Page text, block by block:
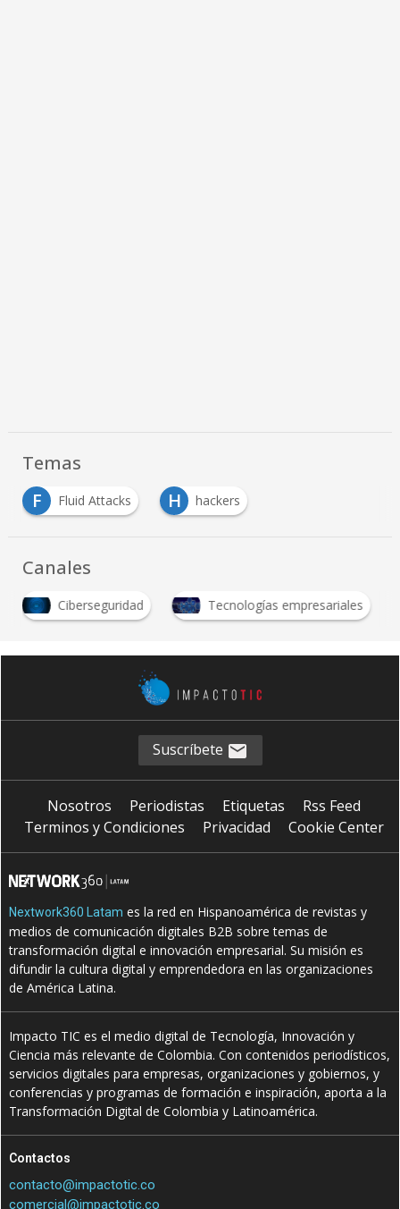
Temas
F
Fluid Attacks H hackers
Canales
Ciberseguridad Tecnologías empresariales
Suscríbete
Nosotros Periodistas Etiquetas
Rss Feed
Terminos y Condiciones
Privacidad Cookie Center
Nextwork360 Latam es la red en Hispanoamérica de revistas y
medios de comunicación digitales B2B sobre temas de
transformación digital e innovación empresarial. Su misión es
difundir la cultura digital y emprendedora en las organizaciones
de América Latina.
Impacto TIC es el medio digital de Tecnología, Innovación y
Ciencia más relevante de Colombia. Con contenidos periodísticos,
servicios digitales para empresas, organizaciones y gobiernos, y
conferencias y programas de formación e inspiración, aporta a la
Transformación Digital de Colombia y Latinoamérica.
Contactos
contacto@impactotic.co
comercial@impactotic.co